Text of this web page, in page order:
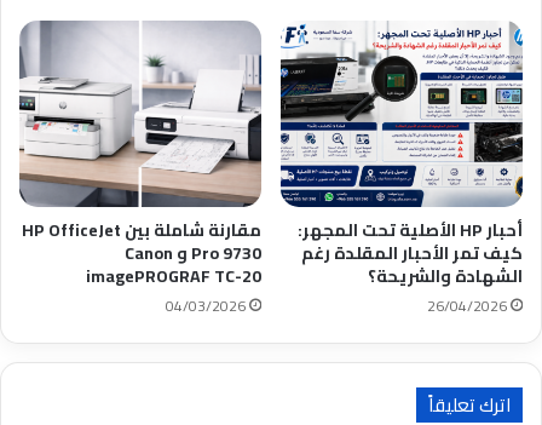
أحبار HP الأصلية تحت المجهر:
كيف تمر الأحبار المقلدة رغم
الشهادة والشريحة؟
26/04/2026
مقارنة شاملة بين HP OfficeJet
Pro 9730 و Canon
imagePROGRAF TC-20
04/03/2026
اترك تعليقاً